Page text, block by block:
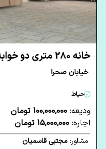
خانه 280 متری دو خوابه در خیابان صحرا یزد
خیابان صحرا
حیاط
ودیعه: 100,000,000 تومان
اجاره: 15,000,000 تومان
مشاور:مجتبی قاسمیان